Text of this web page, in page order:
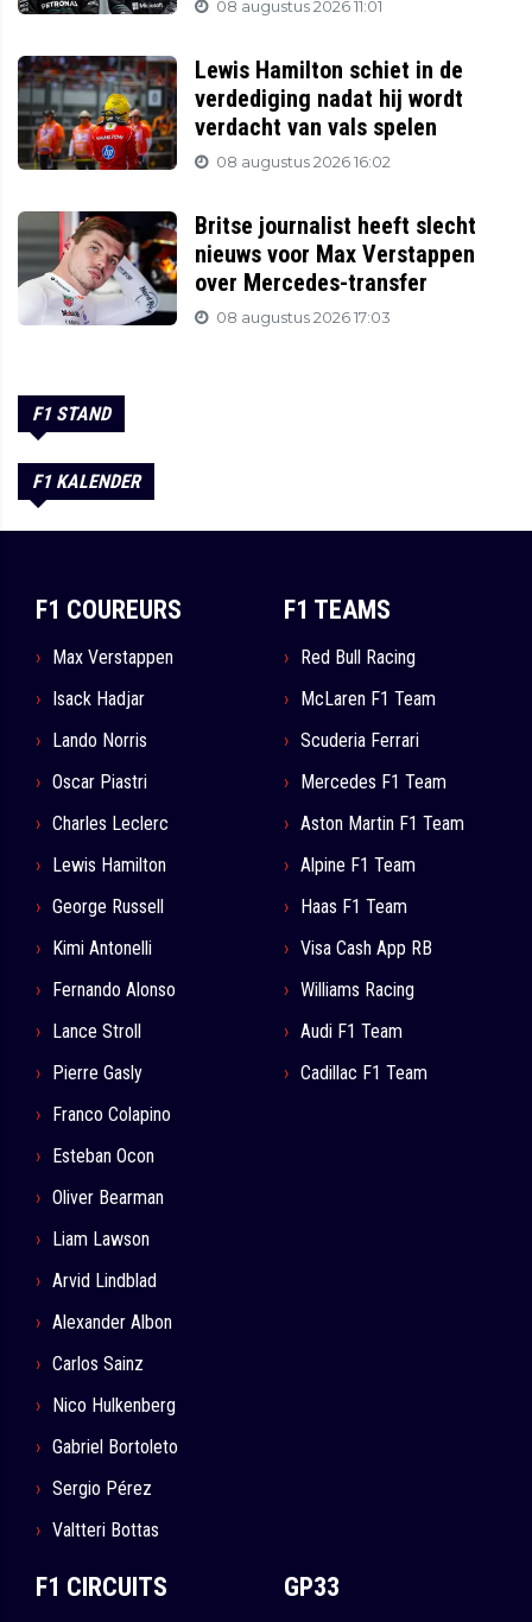
08 augustus 2026 11:01
Lewis Hamilton schiet in de
verdediging nadat hij wordt
verdacht van vals spelen
08 augustus 2026 16:02
Britse journalist heeft slecht
nieuws voor Max Verstappen
over Mercedes-transfer
08 augustus 2026 17:03
F1 STAND
F1 KALENDER
F1 COUREURS
Max Verstappen
Isack Hadjar
Lando Norris
Oscar Piastri
Charles Leclerc
Lewis Hamilton
George Russell
Kimi Antonelli
Fernando Alonso
Lance Stroll
Pierre Gasly
Franco Colapino
Esteban Ocon
Oliver Bearman
Liam Lawson
Arvid Lindblad
Alexander Albon
Carlos Sainz
Nico Hulkenberg
Gabriel Bortoleto
Sergio Pérez
Valtteri Bottas
F1 TEAMS
Red Bull Racing
McLaren F1 Team
Scuderia Ferrari
Mercedes F1 Team
Aston Martin F1 Team
Alpine F1 Team
Haas F1 Team
Visa Cash App RB
Williams Racing
Audi F1 Team
Cadillac F1 Team
F1 CIRCUITS GP33